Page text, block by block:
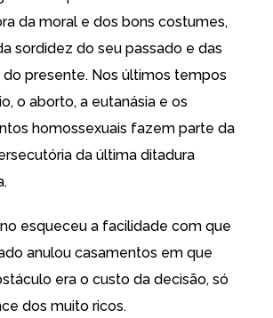
da moral e dos bons costumes,
sordidez do seu passado e das
do presente. Nos últimos tempos
o aborto, a eutanásia e os
homossexuais fazem parte da
da última ditadura
esqueceu a facilidade com que
anulou casamentos em que
era o custo da decisão, só
dos muito ricos.